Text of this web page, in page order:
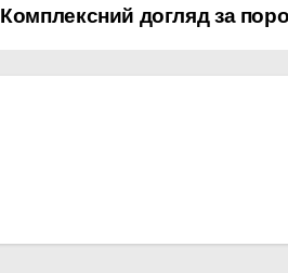
Комплексний догляд за